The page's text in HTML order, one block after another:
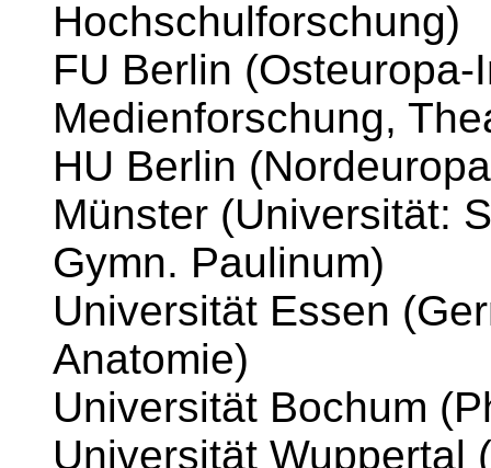
Hochschulforschung)
FU Berlin
Medienforschung,
HU Berlin
Münster (Universität:
Gymn. Paulinum)
Universität Essen
Anatomie)
Universität Bochum
Universität Wuppertal